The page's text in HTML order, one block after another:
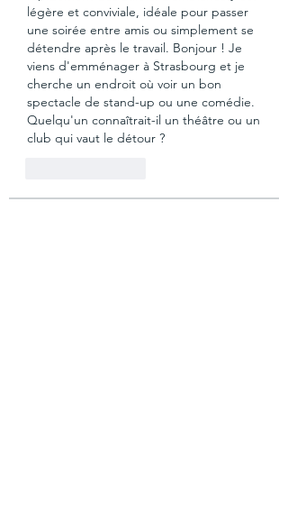
légère et conviviale, idéale pour passer
une soirée entre amis ou simplement se
détendre après le travail. Bonjour ! Je
viens d'emménager à Strasbourg et je
cherche un endroit où voir un bon
spectacle de stand-up ou une comédie.
Quelqu'un connaîtrait-il un théâtre ou un
club qui vaut le détour ?